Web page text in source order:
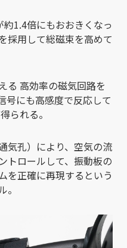
1.4倍にもおおきくなっ
採用して総磁束を高めて
る 高効率の磁気回路を
号にも高感度で反応して
られる。
気孔）により、空気の流
トロールして、振動板の
を正確に再現するという